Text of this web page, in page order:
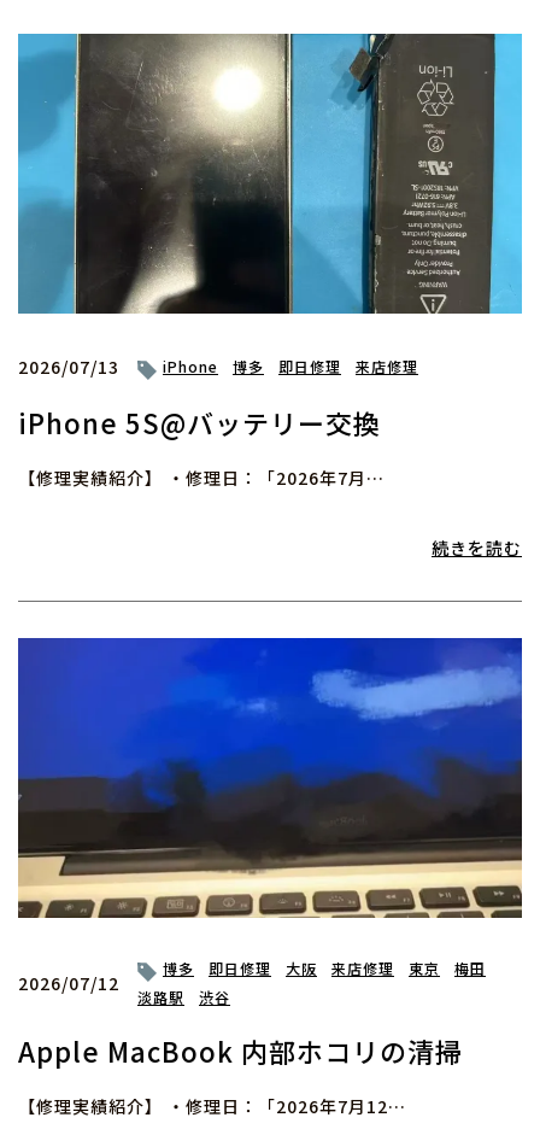
2026/07/13 iPhone 博多 即日修理 来店修理
iPhone 5S@バッテリー交換
【修理実績紹介】 ・修理日：「2026年7月…
続きを読む
2026/07/12
博多 即日修理 大阪 来店修理 東京
梅田
淡路駅
渋谷
Apple MacBook 内部ホコリの清掃
【修理実績紹介】 ・修理日：「2026年7月12…